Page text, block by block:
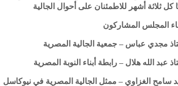
كل ثلاثة أشهر للاطمئنان على أحوال الجالية
المجلس المشاركون
مجدي عباس – جمعية الجالية المصرية
عبد الله هلال – رابطة أبناء النوبة المصرية
سامح الغزاوي – ممثل الجالية المصرية في نيوكاسل